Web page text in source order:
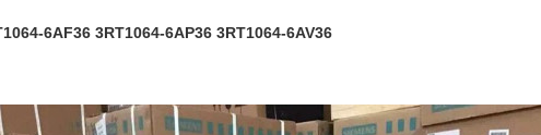
6AF36 3RT1064-6AP36 3RT1064-6AV36